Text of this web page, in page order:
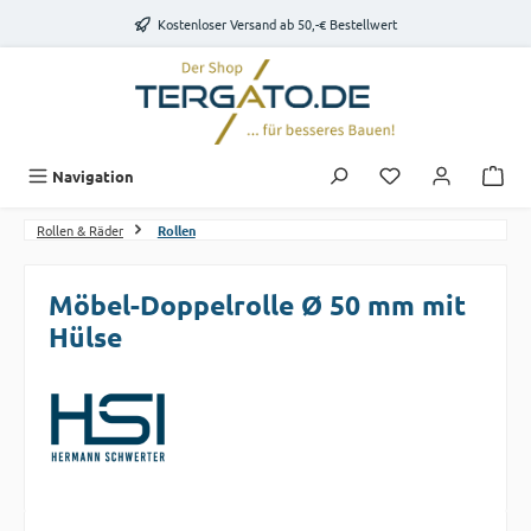
Zum Hauptinhalt springenKostenloser Versand ab 50,-€ Bestellwert
Navigation Du hast 0
Rollen & Räder Rollen
Möbel-Doppelrolle Ø 50 mm mit
Hülse